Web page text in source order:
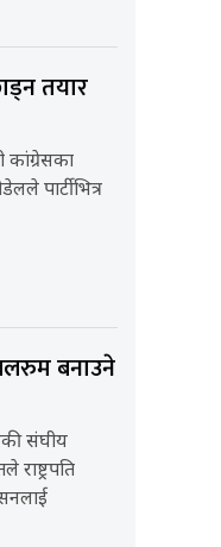
तयार
कांग्रेसका
पार्टीभित्र
बनाउने
संघीय